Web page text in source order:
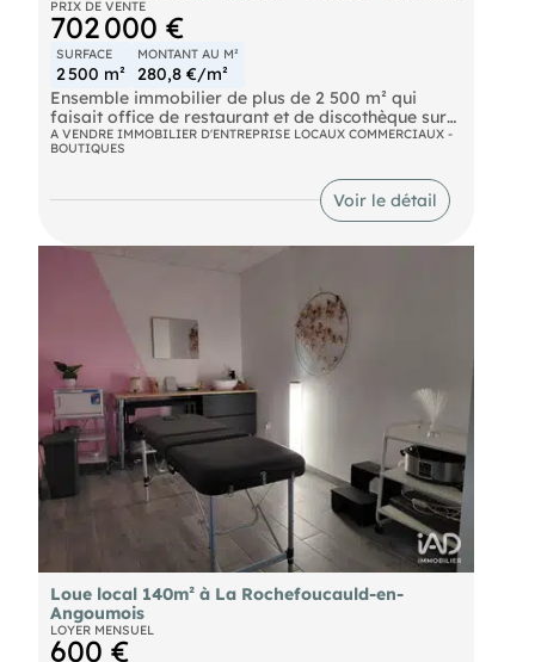
PRIX DE VENTE
702 000 €
SURFACE
2 500 m²
MONTANT AU M²
280,8 €/m²
Ensemble immobilier de plus de 2 500 m² qui
faisait office de restaurant et de discothèque sur
un terrain de plus de 3 hectares, bordé par le
fleuve "la Charente". Idéal pour différents projets,
tourisme et hébergement, restauration et
événementiel. Disponibilité immédiate. Prix de
A VENDRE IMMOBILIER D'ENTREPRISE LOCAUX COMMERCIAUX -
BOUTIQUES
Voir le détail
Loue local 140m² à La Rochefoucauld-en-
Angoumois
LOYER MENSUEL
600 €